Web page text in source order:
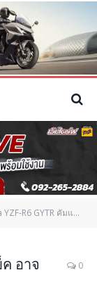
GYTR คัมแบ็ค อาจเปิดตัวในไทย เร็วๆนี้
อาจ
0